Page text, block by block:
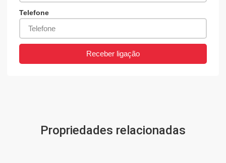
Telefone
Receber ligação
Propriedades relacionadas